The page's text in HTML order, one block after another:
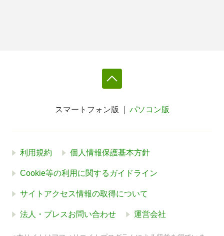
スマートフォン版 パソコン版
利用規約 個人情報保護基本方針
Cookie等の利用に関するガイドライン
サイトアクセス情報の取得について
法人・プレスお問い合わせ 運営会社